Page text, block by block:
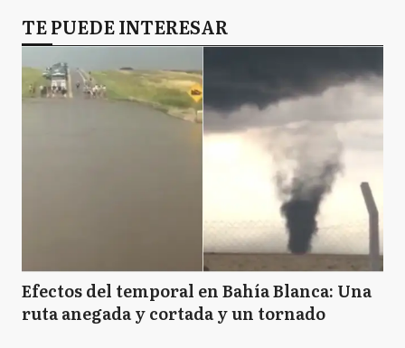
TE PUEDE INTERESAR
Efectos del temporal en Bahía Blanca: Una
ruta anegada y cortada y un tornado